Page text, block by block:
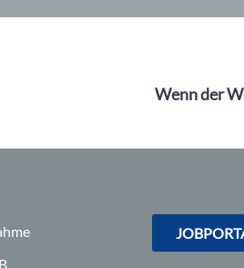
Titel für
Wenn der